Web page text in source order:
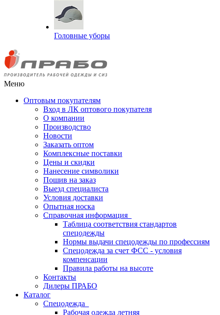
Головные уборы
Меню
Оптовым покупателям
Вход в ЛК оптового покупателя
О компании
Производство
Новости
Заказать оптом
Комплексные поставки
Цены и скидки
Нанесение символики
Пошив на заказ
Выезд специалиста
Условия доставки
Опытная носка
Справочная информация
Таблица соответствия стандартов
спецодежды
Нормы выдачи спецодежды по профессиям
Спецодежда за счет ФСС - условия
компенсации
Правила работы на высоте
Контакты
Дилеры ПРАБО
Каталог
Спецодежда
Рабочая одежда летняя